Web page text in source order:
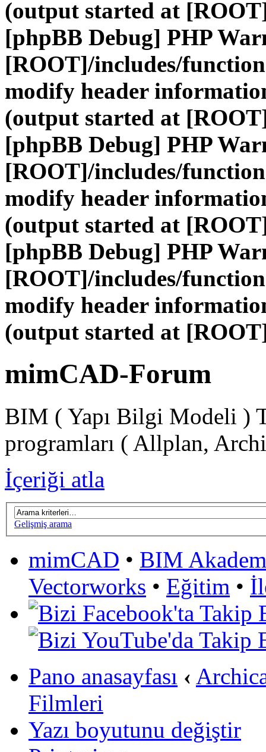
(output started at
[phpBB Debug] PHP
[ROOT]/includes/
modify header
(output started at
[phpBB Debug] PHP
[ROOT]/includes/
modify header
(output started at
[phpBB Debug] PHP
[ROOT]/includes/
modify header
(output started at
mimCAD-Forum
BIM ( Yapı Bilgi Modeli )
programları ( Allplan,
İçeriği atla
Gelişmiş arama
mimCAD • BIM
Vectorworks • Eğitim •
Pano anasayfası ‹
Filmleri
Yazı boyutunu değiştir